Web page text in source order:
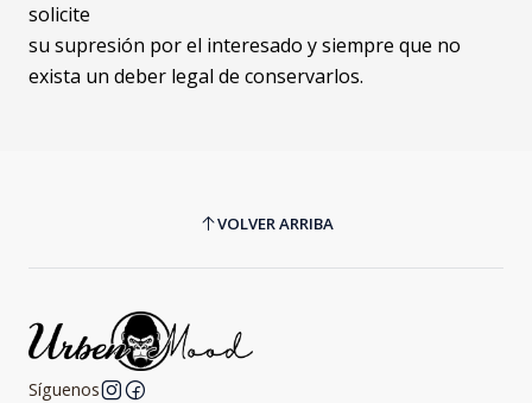
solicite
su supresión por el interesado y siempre que no
exista un deber legal de conservarlos.
VOLVER ARRIBA
Síguenos